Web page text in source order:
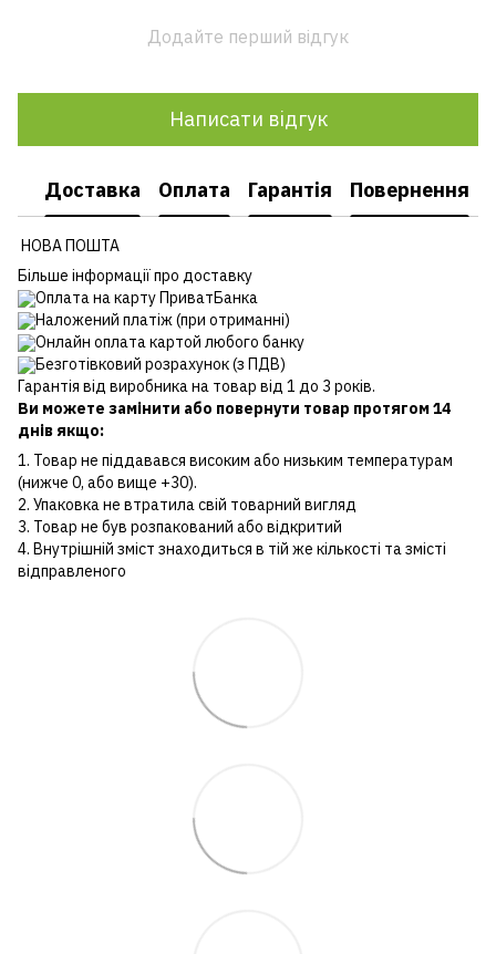
Додайте перший відгук
Написати відгук
Доставка Оплата Гарантія Повернення
НОВА ПОШТА
Більше інформації про доставку
Оплата на карту ПриватБанка
Наложений платіж (при отриманні)
Онлайн оплата картой любого банку
Безготівковий розрахунок (з ПДВ)
Гарантія від виробника на товар від 1 до 3 років.
Ви можете замінити або повернути товар протягом 14
днів якщо:
1. Товар не піддавався високим або низьким температурам
(нижче 0, або вище +30).
2. Упаковка не втратила свій товарний вигляд
3. Товар не був розпакований або відкритий
4. Внутрішній зміст знаходиться в тій же кількості та змісті
відправленого